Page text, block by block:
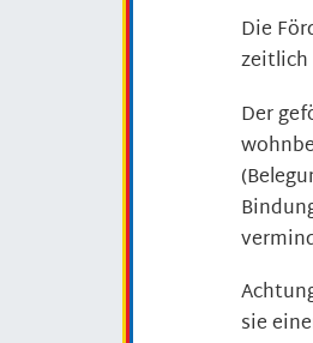
Die
Der
sie